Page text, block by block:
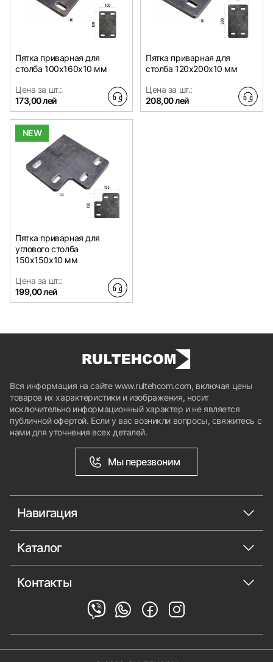
Пятка приварная для
столба 100x160х10 мм
Цена за шт.:
173,00 лей
Пятка приварная для
столба 120x200х10 мм
Цена за шт.:
208,00 лей
NEW
Пятка приварная для
углового столба
150x150х10 мм
Цена за шт.:
199,00 лей
Вся информация на сайте www.rultehcom.com, включая цены
товаров их характеристики и изображения, носит
исключительно информационный характер и не является
публичной офертой. Если у вас возникли вопросы, свяжитесь с
нами для уточнения всех деталей.
Мы перезвоним
Навигация
Каталог
Контакты